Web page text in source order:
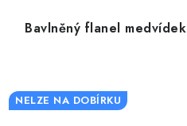
Bavlněný flanel medvídek
NELZE NA DOBÍRKU